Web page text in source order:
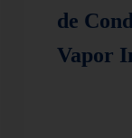
de
Vapor